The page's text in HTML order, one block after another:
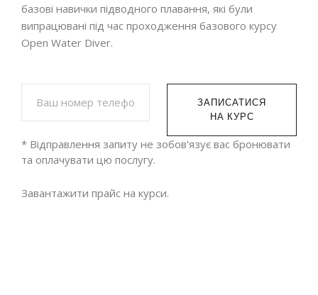
базові навички підводного плавання, які були
випрацювані під час проходження базового курсу
Open Water Diver.
ЗАПИСАТИСЯ
НА КУРС
* Відправлення запиту не зобов'язує вас бронювати
та оплачувати цю послугу.
Завантажити прайс на курси.